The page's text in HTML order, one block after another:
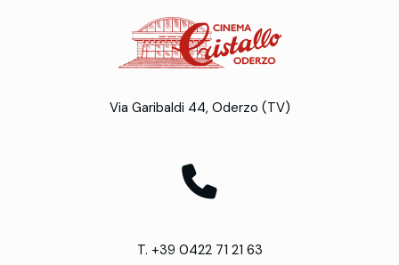
Via Garibaldi 44, Oderzo (TV)
T. +39 0422 71 21 63